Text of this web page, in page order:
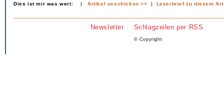
Dies ist mir was wert: |Artikel veschicken >> | Leserbrief zu diesem
Newsletter Schlagzeilen per RSS
© Copyright